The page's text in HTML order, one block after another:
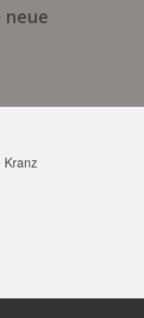
neue
Kranz